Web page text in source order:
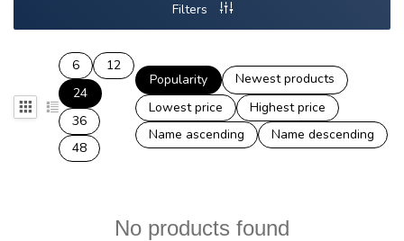
Filters
6
12
24
36
48
Popularity
Newest products
Lowest price
Highest price
Name ascending
Name descending
No products found